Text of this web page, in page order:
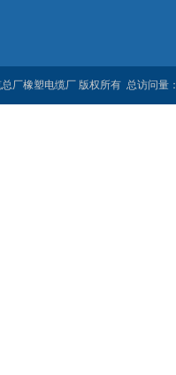
厂橡塑电缆厂 版权所有 总访问量：